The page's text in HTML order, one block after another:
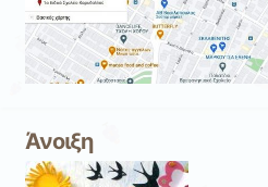
Άνοιξη